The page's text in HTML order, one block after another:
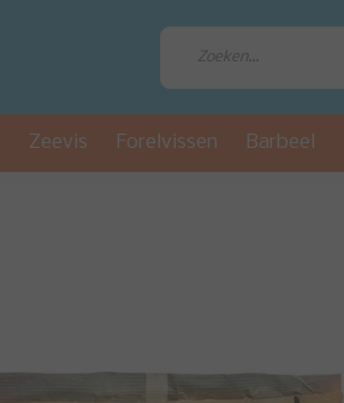
Zeevis Forelvissen Barbeel